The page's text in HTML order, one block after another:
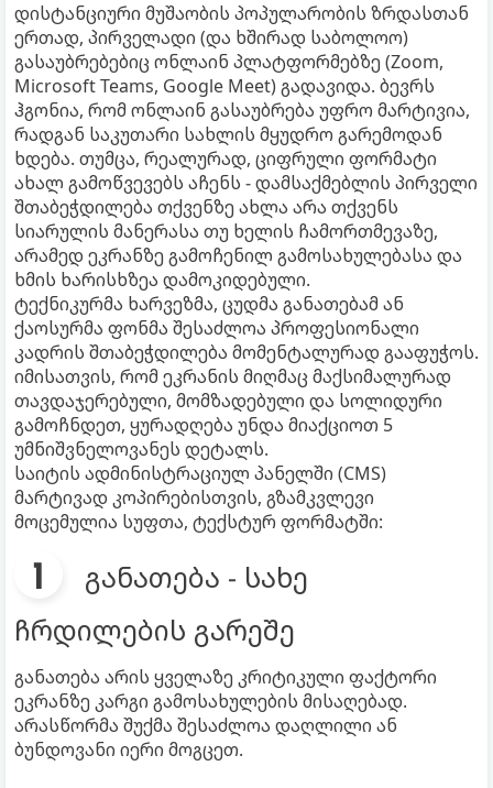
დისტანციური მუშაობის პოპულარობის ზრდასთან
ერთად, პირველადი (და ხშირად საბოლოო)
გასაუბრებებიც ონლაინ პლატფორმებზე (Zoom,
Microsoft Teams, Google Meet) გადავიდა. ბევრს
ჰგონია, რომ ონლაინ გასაუბრება უფრო მარტივია,
რადგან საკუთარი სახლის მყუდრო გარემოდან
ხდება. თუმცა, რეალურად, ციფრული ფორმატი
ახალ გამოწვევებს აჩენს - დამსაქმებლის პირველი
შთაბეჭდილება თქვენზე ახლა არა თქვენს
სიარულის მანერასა თუ ხელის ჩამორთმევაზე,
არამედ ეკრანზე გამოჩენილ გამოსახულებასა და
ხმის ხარისხზეა დამოკიდებული.
ტექნიკურმა ხარვეზმა, ცუდმა განათებამ ან
ქაოსურმა ფონმა შესაძლოა პროფესიონალი
კადრის შთაბეჭდილება მომენტალურად გააფუჭოს.
იმისათვის, რომ ეკრანის მიღმაც მაქსიმალურად
თავდაჯერებული, მომზადებული და სოლიდური
გამოჩნდეთ, ყურადღება უნდა მიაქციოთ 5
უმნიშვნელოვანეს დეტალს.
საიტის ადმინისტრაციულ პანელში (CMS)
მარტივად კოპირებისთვის, გზამკვლევი
მოცემულია სუფთა, ტექსტურ ფორმატში:
განათება - სახე
ჩრდილების გარეშე
განათება არის ყველაზე კრიტიკული ფაქტორი
ეკრანზე კარგი გამოსახულების მისაღებად.
არასწორმა შუქმა შესაძლოა დაღლილი ან
ბუნდოვანი იერი მოგცეთ.